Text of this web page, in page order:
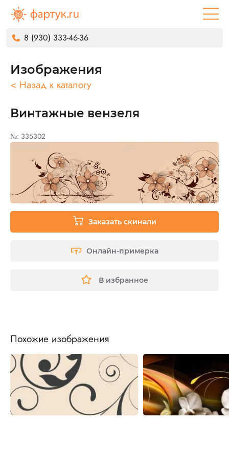
8 (930) 333-46-36
Изображения
< Назад к каталогу
Винтажные вензеля
№: 335302
Заказать скинали
Онлайн-примерка
В избранное
Похожие изображения